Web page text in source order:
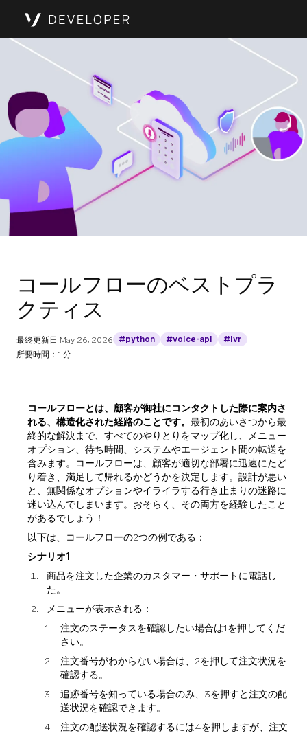
コールフローのベストプラ
クティス
最終更新日 May 26, 2026 #python #voice-api
#ivr
所要時間：1 分
コールフローとは、顧客が御社にコンタクトした際に案内さ
れる、構造化された経路のことです。 最初のあいさつから最
終的な解決まで、すべてのやりとりをマップ化し、メニュー
オプション、待ち時間、システムやエージェント間の転送を
含みます。コールフローは、顧客が適切な部署に迅速にたど
り着き、満足して帰れるかどうかを決定します。設計が悪い
と、無関係なオプションやイライラする行き止まりの迷路に
迷い込んでしまいます。おそらく、その両方を経験したこと
があるでしょう！
以下は、コールフローの2つの例である：
シナリオ1
商品を注文した企業のカスタマー・サポートに電話し
た。
メニューが表示される：
注文のステータスを確認したい場合は1を押してくだ
さい。
注文番号がわからない場合は、2を押して注文状況を
確認する。
追跡番号を知っている場合のみ、3を押すと注文の配
送状況を確認できます。
注文の配送状況を確認するには4を押しますが、注文